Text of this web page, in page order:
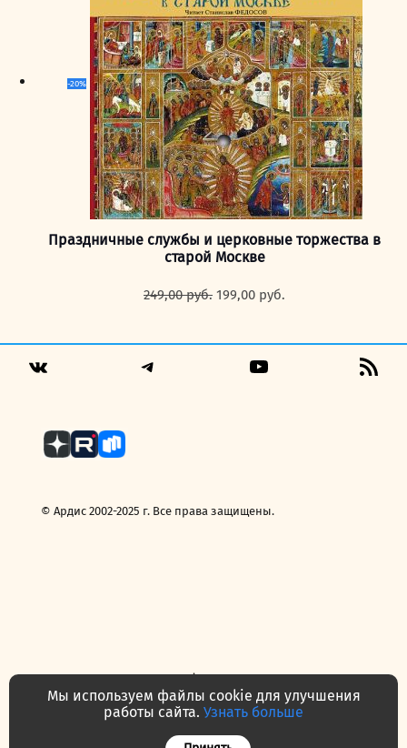
-20%
Праздничные службы и церковные торжества в
старой Москве
249,00руб. Первоначальная
249,00 руб..
199,00 руб.
© Ардис 2002-2025 г. Все права защищены.
Политика конфиденциальности
Договор — публичная оферта
Часто задаваемые вопросы
Контакты
Мы используем файлы cookie для улучшения
работы сайта. Узнать больше